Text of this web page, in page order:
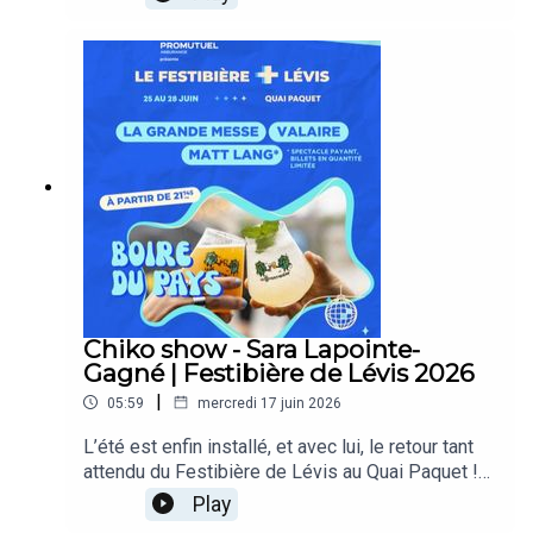
passionnées, culture rock, hip-hop et rythmes de
locale tout en mettant en lumière les initiatives et
entreprises de notre région, comme
l'accompagnement de Patrick Fournier pour vos
projets immobiliers. Un rendez-vous dynamique
et authentique à ne pas manquer, disponible dès
maintenant sur votre radio préférée le 96.9 !
Chiko show - Sara Lapointe-
Gagné | Festibière de Lévis 2026
05:59 | mercredi 17 juin 2026
L’été est enfin installé, et avec lui, le retour tant
attendu du Festibière de Lévis au Quai Paquet !
Du 25 au 28 juin, préparez-vous à vivre une
édition « 2.0 » complètement réinventée. Malgré
Play